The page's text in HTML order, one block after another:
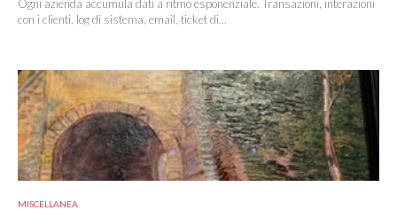
Ogni azienda accumula dati a ritmo esponenziale. Transazioni, interazioni
con i clienti, log di sistema, email, ticket di...
MISCELLANEA